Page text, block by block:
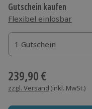
Gutschein kaufen
Flexibel einlösbar
1 Gutschein
1 Gutschein
1 Gutschein
239,90 €
zzgl. Versand (inkl. MwSt.)